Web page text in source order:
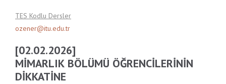
TES Kodlu Dersler
ozener@itu.edu.tr
[02.02.2026]
MİMARLIK BÖLÜMÜ ÖĞRENCİLERİNİN
DİKKATİNE